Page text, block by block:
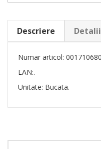
Descriere Detalii
Numar articol:
EAN:.
Unitate: Bucata.